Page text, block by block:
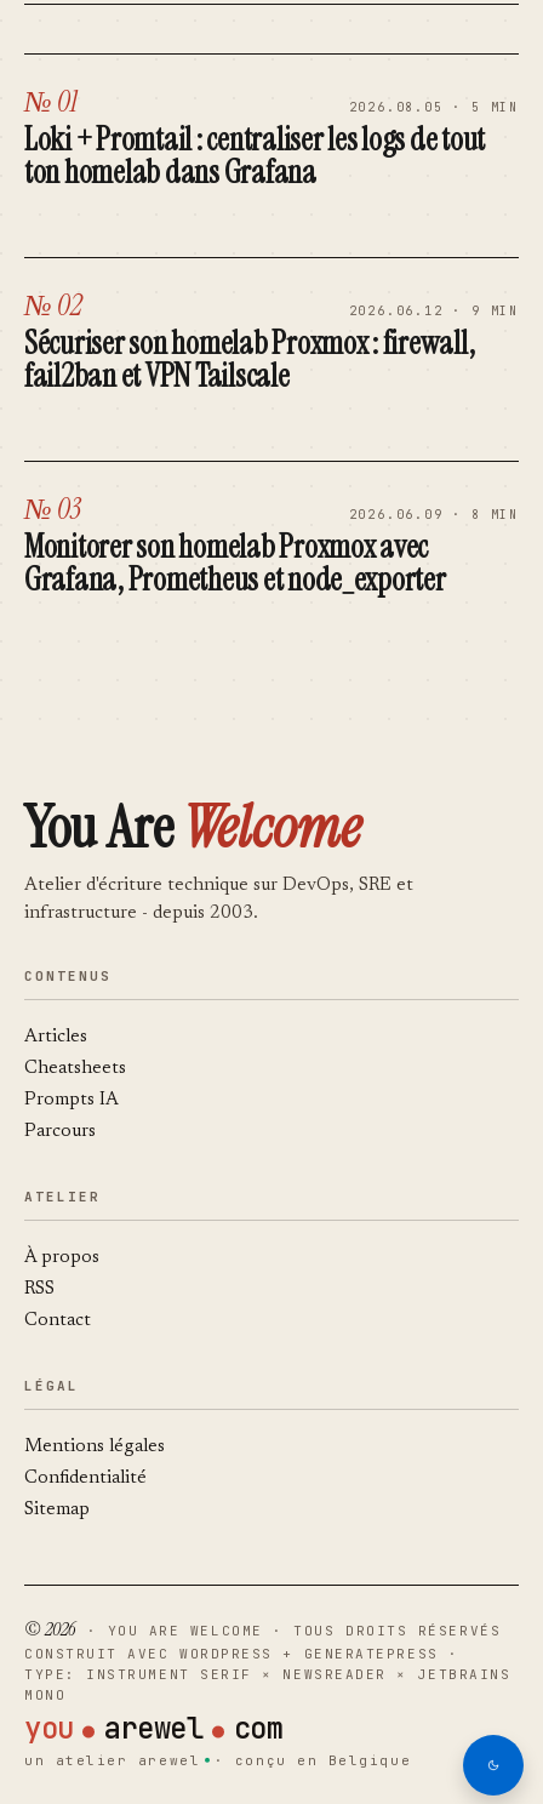
№ 01 2026.08.05 · 5 MIN
Loki + Promtail : centraliser les logs de tout
ton homelab dans Grafana
№ 02 2026.06.12 · 9 MIN
Sécuriser son homelab Proxmox : firewall,
fail2ban et VPN Tailscale
№ 03 2026.06.09 · 8 MIN
Monitorer son homelab Proxmox avec
Grafana, Prometheus et node_exporter
You AreWelcome
Atelier d'écriture technique sur DevOps, SRE et
infrastructure - depuis 2003.
CONTENUS
Articles
Cheatsheets
Prompts IA
Parcours
ATELIER
À propos
RSS
Contact
LÉGAL
Mentions légales
Confidentialité
Sitemap
© 2026 · YOU ARE WELCOME · TOUS DROITS RÉSERVÉS
CONSTRUIT AVEC WORDPRESS + GENERATEPRESS ·
TYPE: INSTRUMENT SERIF × NEWSREADER × JETBRAINS
MONO
you arewel com
un atelier arewel · conçu en Belgique